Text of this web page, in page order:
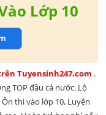
Lớp 10
Tuyensinh247.com .
TOP đầu cả nước. Lộ
thi vào lớp 10, Luyện